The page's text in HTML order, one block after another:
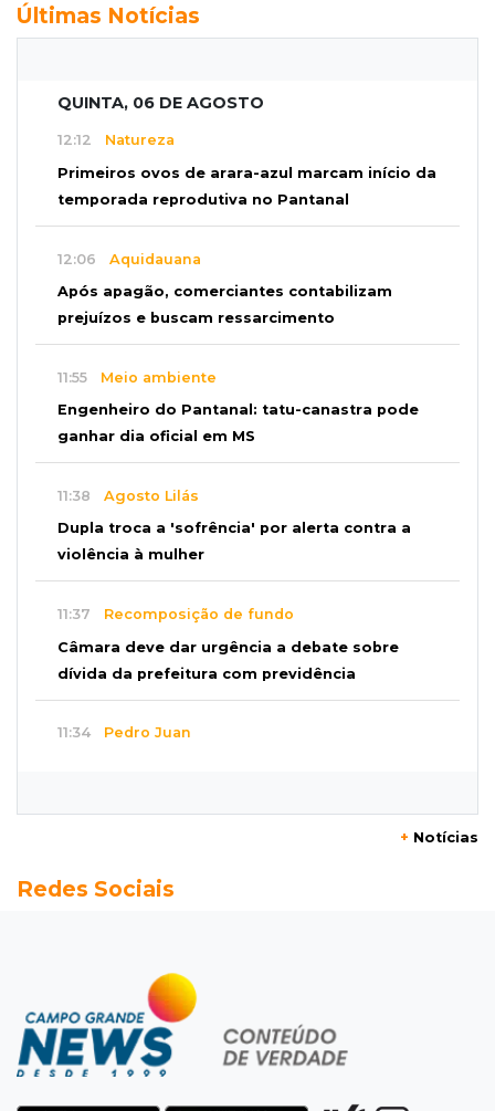
Últimas Notícias
QUINTA, 06 DE AGOSTO
12:12 Natureza
Primeiros ovos de arara-azul marcam início da
temporada reprodutiva no Pantanal
12:06 Aquidauana
Após apagão, comerciantes contabilizam
prejuízos e buscam ressarcimento
11:55 Meio ambiente
Engenheiro do Pantanal: tatu-canastra pode
ganhar dia oficial em MS
11:38 Agosto Lilás
Dupla troca a 'sofrência' por alerta contra a
violência à mulher
11:37 Recomposição de fundo
Câmara deve dar urgência a debate sobre
dívida da prefeitura com previdência
11:34 Pedro Juan
Assembleia e Câmara farão audiência sobre
Rapaz é executado a tiros após apostar R$ 31
mil em jogo de sinuca
+ Notícias
Redes Sociais